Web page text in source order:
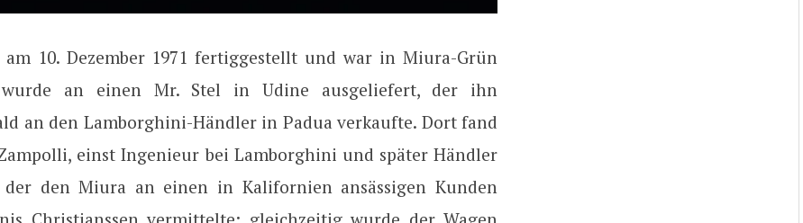
am 10. Dezember 1971 fertiggestellt und war in Miura-Grün
an einen Mr. Stel in Udine ausgeliefert, der ihn
an den Lamborghini-Händler in Padua verkaufte. Dort fand
einst Ingenieur bei Lamborghini und später Händler
der den Miura an einen in Kalifornien ansässigen Kunden